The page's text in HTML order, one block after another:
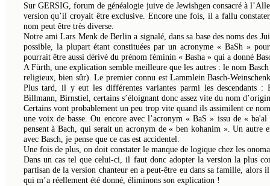
Sur GERSIG, forum de généalogie juive de Jewishgen consacré à
version qu’il croyait être exclusive. Encore une fois, il a fallu
nom peut être très diverse.
Notre ami Lars Menk de Berlin a signalé, dans sa base des noms des
possible, la plupart étant constituées par un acronyme « BaSh »
pourrait être aussi dérivé du prénom féminin « Basha » qui a donné
A Fürth, une explication semble meilleure que les autres : le nom
religieux, bien sûr). Le premier connu est Lammlein Basch-
Plus tard, il y eut les différentes variantes parmi les descendants :
Billmann, Birnstiel, certains s’éloignant donc assez vite du nom
Certains vont probablement un peu trop vite quand ils assimilent ce
une voix de basse. Ou encore avec l’acronym « BaS » issu de «
pensent à Bach, qui serait un acronym de « ben kohanim ». Un autre
avec Basch, je pense que ce cas est accidentel.
Une fois de plus, on doit constater le manque de logique chez les
Dans un cas tel que celui-ci, il faut donc adopter la version la plus
partisan de la version chanteur en a peut-être eu dans sa famille,
qui m’a réellement été donné, éliminons son explication !